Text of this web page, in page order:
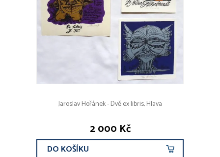
Jaroslav Hořánek - Dvě ex libris, Hlava
2 000 Kč
DO KOŠÍKU